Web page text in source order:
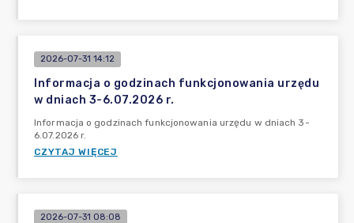
2026-07-31 14:12
Informacja o godzinach funkcjonowania urzędu
w dniach 3-6.07.2026 r.
Informacja o godzinach funkcjonowania urzędu w dniach 3-
6.07.2026 r.
CZYTAJ WIĘCEJ
2026-07-31 08:08